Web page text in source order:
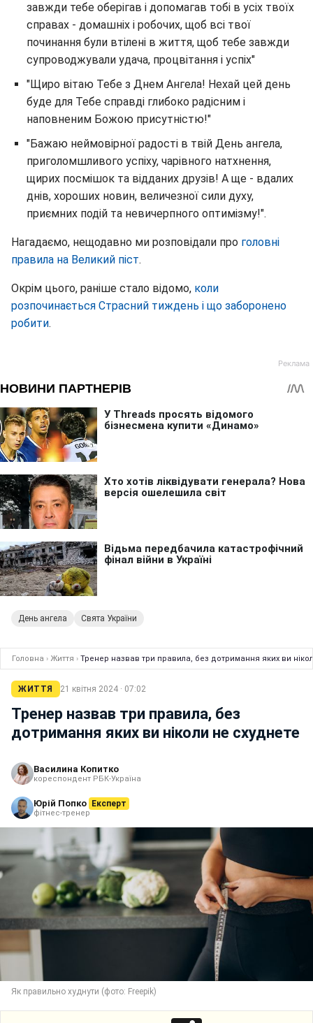
завжди тебе оберігав і допомагав тобі в усіх твоїх
справах - домашніх і робочих, щоб всі твої
починання були втілені в життя, щоб тебе завжди
супроводжували удача, процвітання і успіх"
"Щиро вітаю Тебе з Днем Ангела! Нехай цей день
буде для Тебе справді глибоко радісним і
наповненим Божою присутністю!"
"Бажаю неймовірної радості в твій День ангела,
приголомшливого успіху, чарівного натхнення,
щирих посмішок та відданих друзів! А ще - вдалих
днів, хороших новин, величезної сили духу,
приємних подій та невичерпного оптимізму!".
Нагадаємо, нещодавно ми розповідали про головні
правила на Великий піст.
Окрім цього, раніше стало відомо, коли
розпочинається Страсний тиждень і що заборонено
робити.
День ангела Свята України
Головна › Життя › Тренер назвав три правила, без дотримання яких ви
ЖИТТЯ 21 квітня 2024 · 07:02
Тренер назвав три правила, без
дотримання яких ви ніколи не схуднете
Василина Копитко
кореспондент РБК-Україна
Юрій Попко Експерт
фітнес-тренер
Як правильно худнути (фото: Freepik)